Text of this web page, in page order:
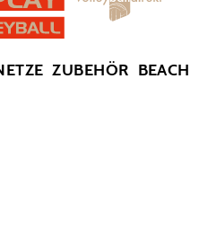
ZUBEHÖR BEACH